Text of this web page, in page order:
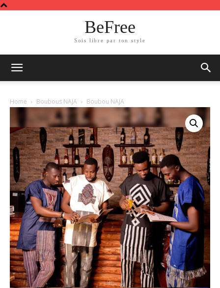
BeFree
Sois libre par ton style
Home Boubous NAJA Boubou NAJA